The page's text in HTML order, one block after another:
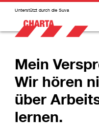
Unterstützt durch die Suva
Mein
Wir hören
über
lernen.